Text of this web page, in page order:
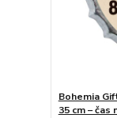
Bohemia
35 cm – čas